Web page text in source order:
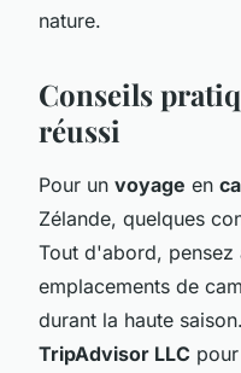
nature.
Conseils
réussi
Pour un voyage en
Zélande, quelques
Tout d'abord, pensez
emplacements de
durant la haute
TripAdvisor LLC